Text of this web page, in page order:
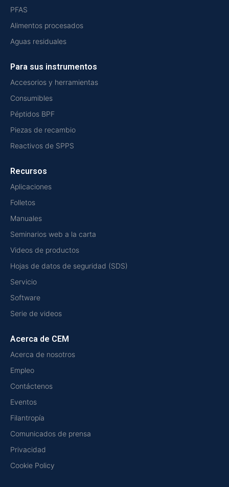
PFAS
Alimentos procesados
Aguas residuales
Para sus instrumentos
Accesorios y herramientas
Consumibles
Péptidos BPF
Piezas de recambio
Reactivos de SPPS
Recursos
Aplicaciones
Folletos
Manuales
Seminarios web a la carta
Videos de productos
Hojas de datos de seguridad (SDS)
Servicio
Software
Serie de videos
Acerca de CEM
Acerca de nosotros
Empleo
Contáctenos
Eventos
Filantropía
Comunicados de prensa
Privacidad
Cookie Policy